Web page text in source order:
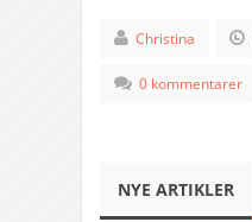
Christina
0 kommentarer
NYE ARTIKLER